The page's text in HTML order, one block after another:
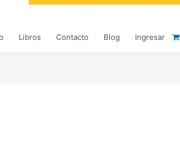
Libros Contacto Blog Ingresar